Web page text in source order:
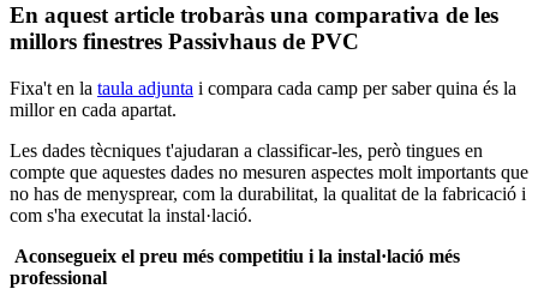
En aquest article trobaràs una comparativa de les
millors finestres Passivhaus de PVC
Fixa't en la taula adjunta i compara cada camp per saber quina és la
millor en cada apartat.
Les dades tècniques t'ajudaran a classificar-les, però tingues en
compte que aquestes dades no mesuren aspectes molt importants que
no has de menysprear, com la durabilitat, la qualitat de la fabricació i
com s'ha executat la instal·lació.
Aconsegueix el preu més competitiu i la instal·lació més
professional